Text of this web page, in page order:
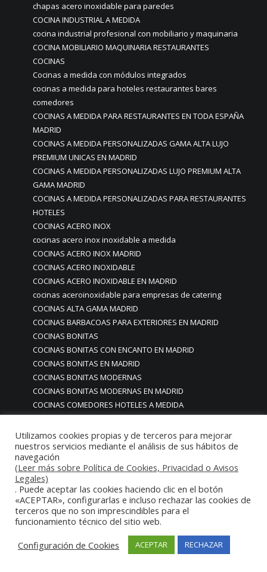
chapas acero inoxidable para paredes
COCINA INDUSTRIAL A MEDIDA
cocina industrial profesional con mobiliario y maquinaria
COCINA MOBILIARIO MAQUINARIA RESTAURANTES
COCINAS
Cocinas a medida con módulos integrados
cocinas a medida para hoteles restaurantes bares
comedores
COCINAS A MEDIDA PARA RESTAURANTES EN TODA ESPAÑA
MADRID
COCINAS A MEDIDA PERSONALIZADAS GAMA ALTA LUJO
PREMIUM UNICAS EN MADRID
COCINAS A MEDIDA PERSONALIZADAS LUJO PREMIUM ALTA
GAMA MADRID
COCINAS A MEDIDA PERSONALIZADAS PARA RESTAURANTES
HOTELES
COCINAS ACERO INOX
cocinas acero inox inoxidable a medida
COCINAS ACERO INOX MADRID
COCINAS ACERO INOXIDABLE
COCINAS ACERO INOXIDABLE EN MADRID
cocinas aceroinoxidable para empresas de catering
COCINAS ALTA GAMA MADRID
COCINAS BARBACOAS PARA EXTERIORES EN MADRID
COCINAS BONITAS
COCINAS BONITAS CON ENCANTO EN MADRID
COCINAS BONITAS EN MADRID
COCINAS BONITAS MODERNAS
COCINAS BONITAS MODERNAS EN MADRID
COCINAS COMEDORES HOTELES A MEDIDA
PERSONALIZADAS
COCINAS CON ENCANTO EN MADRID
cocinas con iluminación led
COCINAS CON MOBILIARIO ACERO INOXIDABLE EN MADRID
cocinas con paneles led
COCINAS DE DISEÑO EN MADRID
cocinas de diseño modernas en madrid
COCINAS DE EMPLEADOS COMEDORES DE EMPRESAS
MADRID ESPAÑA
COCINAS DE GAMA ALTA PREMIUM PARA PARTICULARES O
Utilizamos cookies propias y de terceros para mejorar
nuestros servicios mediante el análisis de sus hábitos de
navegación
(Leer más sobre Política de Cookies, Privacidad o Avisos
Legales)
. Puede aceptar las cookies haciendo clic en el botón
«ACEPTAR», configurarlas e incluso rechazar las cookies de
terceros que no son imprescindibles para el
funcionamiento técnico del sitio web.
Configuración de Cookies
ACEPTAR RECHAZAR